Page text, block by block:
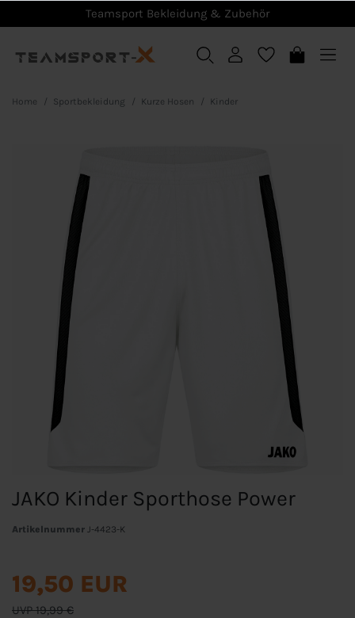
Teamsport Bekleidung & Zubehör
Home Sportbekleidung Kurze Hosen Kinder
JAKO Kinder Sporthose Power
Artikelnummer J-4423-K
UVP 19,99 €
19,50 EUR